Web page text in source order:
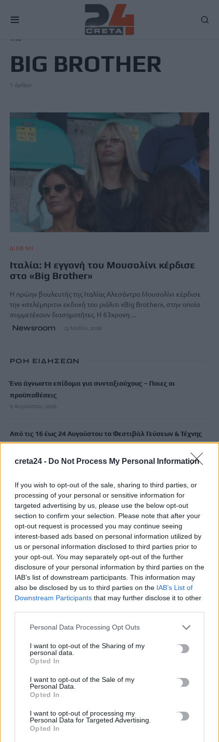
creta24 - Do Not Process My Personal Information
If you wish to opt-out of the sale, sharing to third parties, or
processing of your personal or sensitive information for
targeted advertising by us, please use the below opt-out
section to confirm your selection. Please note that after your
opt-out request is processed you may continue seeing
interest-based ads based on personal information utilized by
us or personal information disclosed to third parties prior to
your opt-out. You may separately opt-out of the further
disclosure of your personal information by third parties on the
IAB’s list of downstream participants. This information may
also be disclosed by us to third parties on the IAB’s List of
Downstream Participants that may further disclose it to other
Personal Data Processing Opt Outs
I want to opt-out of the Sharing of my
personal data.
Opted In
I want to opt-out of the Sale of my
Personal Data.
Opted In
I want to opt-out of processing my
Personal Data for Targeted Advertising.
Opted In
TAG
BIG BROTHER
1 άρθρο
ΔΙΕΘΝΗ
Ιταλία: Η εγγονή του Μουσολίνι κέρδισε
στο «Big Brother»
Η πρώην βουλευτής της Ιταλίας Αλεσάντρα Μουσολίνι κέρδισε
την «σελέμπριτι» εκδοχή του ριάλιτι «Big Brother», στην οποία
συμμετέχουν διασημοτήτες. Η 63χρονη…
Newsroom 23 Μαΐου, 2026
ΡΟΗ ΕΙΔΗΣΕΩΝ
Ένα άγνωστο επίδομα για συνταξιούχους – Ποιες οι
προϋποθέσεις
9 Αυγούστου, 2026
Από τις 16 έως 24 Αυγούστου το Φεστιβάλ Γεύσεων & Τέχνης
στην Κίσσαμο
9 Αυγούστου, 2026
Επίδομα αδείας: Μέχρι πότε καταβάλλεται – Τι χρήματα θα
λάβετε
9 Αυγούστου, 2026
Διαγνωστικές εξετάσεις: Υποχρεωτική ψηφιακή ανάρτηση
αποτελεσμάτων από 1η Σεπτεμβρίου
9 Αυγούστου, 2026
Αλλαγές στην ειδική άδεια μητρότητας – Επεκτείνεται σε
περισσότερες κατηγορίες δικαιούχων
προϊόντα μπαίνουν στο νέο πρόγραμμα συγκράτησης τιμών
9 Αυγούστου, 2026
Φειδίας Παναγιώτου: Αντιδράσεις για την εμφάνισή του με
σορτς σε εκδήλωση μνήμης για Ισαάκ και Σολωμού